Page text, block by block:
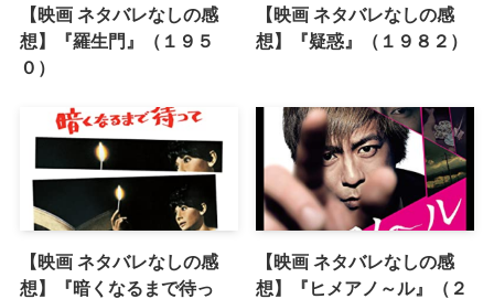
【映画 ネタバレなしの感
想】『羅生門』（１９５
０）
【映画 ネタバレなしの感
想】『疑惑』（１９８２）
【映画 ネタバレなしの感
想】『暗くなるまで待っ
【映画 ネタバレなしの感
想】『ヒメアノ～ル』（２